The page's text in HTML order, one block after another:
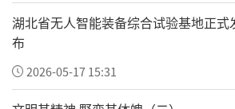
责任的有力佐证。
项目联合推进方刘学梅女士，
食品行业协会会长、修正集团
总经理、CCTV爱心慈善大使等
湖北省无人智能装备综合试验基地正式
布
2026-05-17 15:31